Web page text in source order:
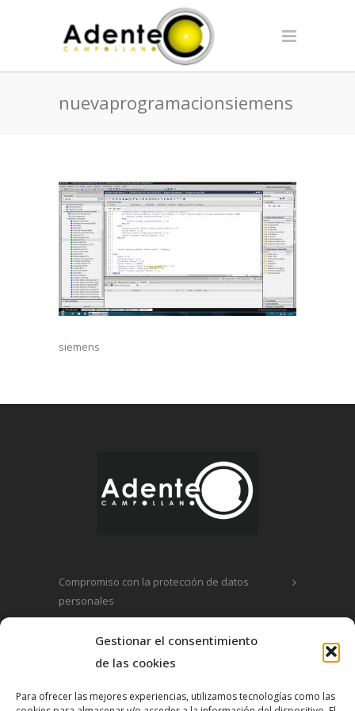
Gestionar el consentimiento
de las cookies
Para ofrecer las mejores experiencias, utilizamos tecnologías como las
nuevaprogramacionsiemens
siemens
Compromiso con la protección de datos
personales
Política de privacidad
Política de cookies